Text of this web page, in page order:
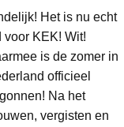
Het is nu echt
voor KEK! Wit!
is de zomer in
officieel
Na het
vergisten en